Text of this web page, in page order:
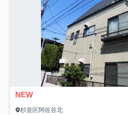
NEW
杉並区阿佐谷北